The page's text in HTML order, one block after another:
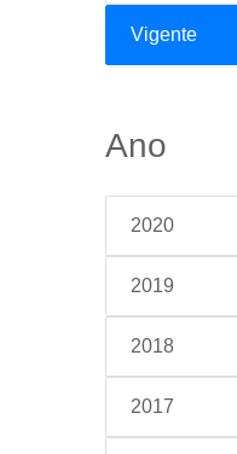
Vigente
Ano
2020
2019
2018
2017